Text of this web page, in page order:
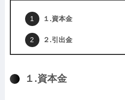
１.資本金
２.引出金
１.資本金